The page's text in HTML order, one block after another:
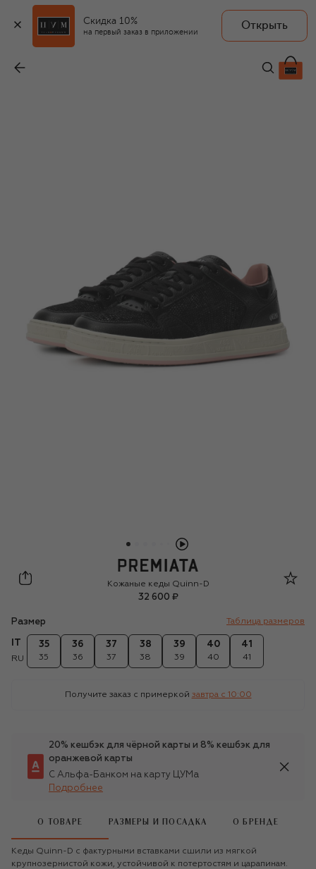
Скидка 10%
на первый заказ в приложении
Открыть
32 600 ₽
Premiata
Кожаные кеды Quinn-D
32 600 ₽
Размер Таблица размеров
RU
35
35
36
36
37
37
38
38
39
39
40
40
41
41
Получите заказ с примеркой завтра c 10:00
20% кешбэк для чёрной карты и 8% кешбэк для
оранжевой карты
С Альфа-Банком на карту ЦУМа
Подробнее
О ТОВАРЕ РАЗМЕРЫ И ПОСАДКА О БРЕНДЕ
Кеды Quinn-D с фактурными вставками сшили из мягкой
крупнозернистой кожи, устойчивой к потертостям и царапинам.